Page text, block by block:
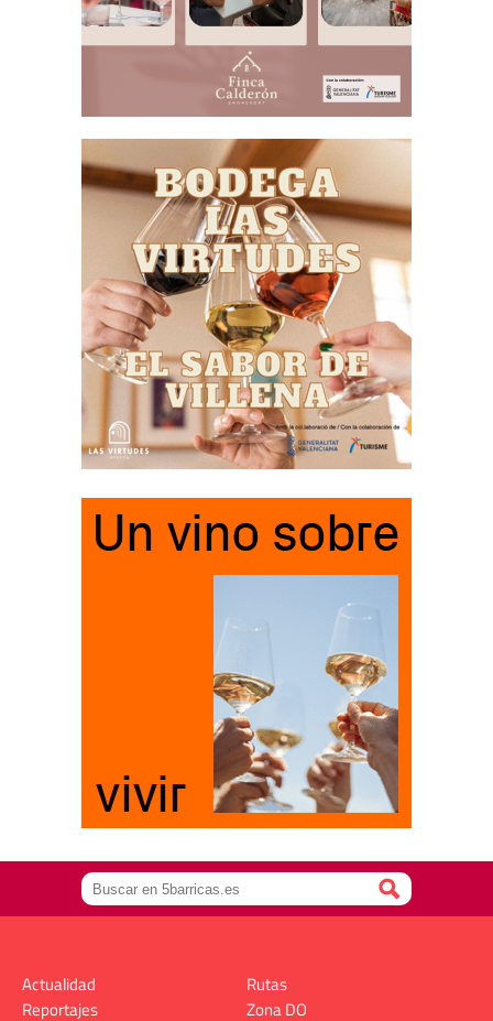
Actualidad
Reportajes
Rutas
Zona DO